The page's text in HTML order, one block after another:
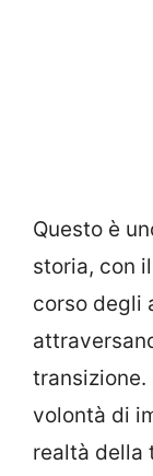
Questo è
storia, con il
corso degli
transizione.
volontà di
realtà della